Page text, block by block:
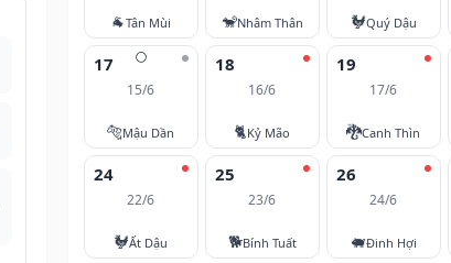
🐐Tân Mùi 🐒Nhâm Thân 🐓Quý Dậu
🌕
17
15/6
🐅Mậu Dần
18
16/6
🐈Kỷ Mão
19
17/6
🐉Canh Thìn
24
22/6
🐓Ất Dậu
25
23/6
🐕Bính Tuất
26
24/6
🐖Đinh Hợi